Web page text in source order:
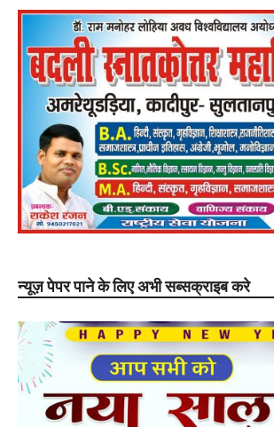
न्यूज़ पेपर पाने के लिए अभी सब्सक्राइब करे